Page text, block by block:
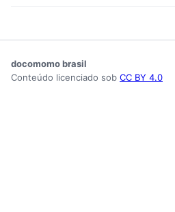
docomomo brasil
Conteúdo licenciado sob CC BY 4.0